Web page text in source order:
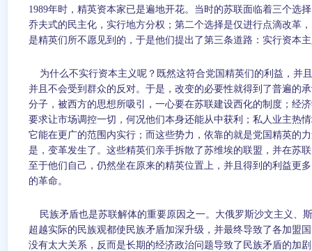
1989年时，精英资本家已是遍地开花。当时的苏联面临着三个选
乔夫式的民主化，实行地方分权；第二个选择是仅进行点滴改革
是精英们所不愿见到的，于是他们提出了第三条道路：实行资本
为什么不实行资本主义呢？既然这符合党国精英们的利益，并
并且不会受到群众的反对。于是，改变的必要性就得到了普遍的
分子，被西方的思想所吸引，一心要在苏联建设西化的制度；经
要求让市场调控一切，何况他们本身还能从中获利；私人业主热
它能在更广的范围内实行；而这些势力，依靠的就是党国精英的
是，变革发生了。这些精英们亲手拆散了苏维埃的联盟，并在苏
至于他们自己，仍然坐在原来的精英位置上，并且得到的利益更
的革命。
民族矛盾也是苏联解体的重要原因之一。大俄罗斯沙文主义、
超越实际的民族观都使民族矛盾加深升级，并最终导致了各加盟
没有太大关系，反而是长期的经济政治问题导致了民族矛盾的加